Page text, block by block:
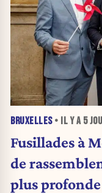
BRUXELLES• IL Y A 5
Fusillades à
de
plus profonde